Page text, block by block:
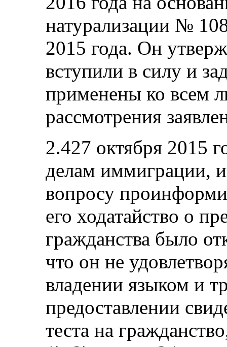
натурализации №
2015 года. Он
вступили в силу и
применены ко всем
рассмотрения
2.427 октября 2015
делам иммиграции,
вопросу
его ходатайство о
гражданства было
что он не
владении языком и
предоставлении
теста на